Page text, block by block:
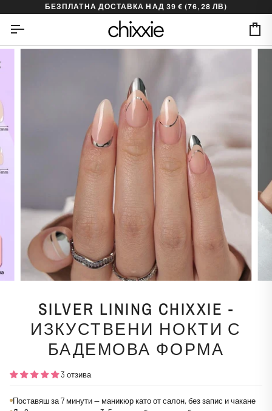
to
content
БЕЗПЛАТНА ДОСТАВКА НАД 39 €(76,28 ЛВ)
SILVER LINING CHIXXIE -
ИЗКУСТВЕНИ НОКТИ С
БАДЕМОВА ФОРМА
3 отзива
Поставяш за 7 минути — маникюр като от салон, без запис и чакане